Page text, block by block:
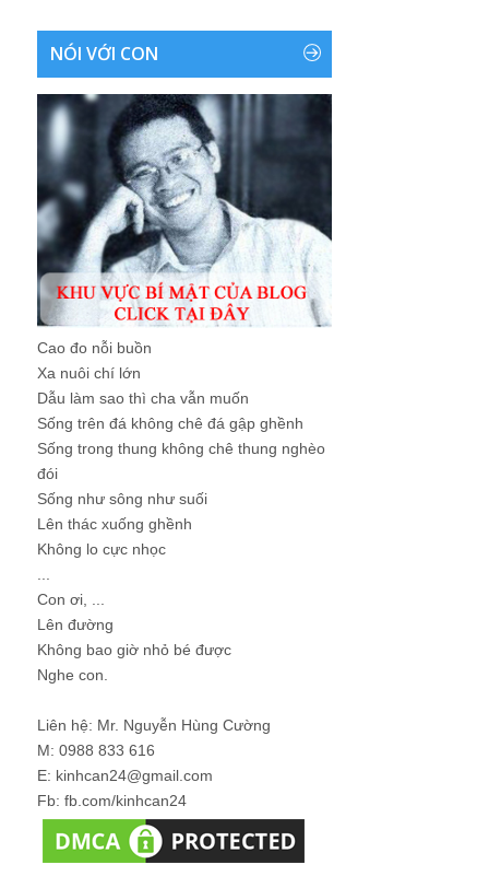
NÓI VỚI CON
Cao đo nỗi buồn
Xa nuôi chí lớn
Dẫu làm sao thì cha vẫn muốn
Sống trên đá không chê đá gập ghềnh
Sống trong thung không chê thung nghèo
đói
Sống như sông như suối
Lên thác xuống ghềnh
Không lo cực nhọc
Con ơi, ...
Lên đường
Không bao giờ nhỏ bé được
Nghe con.
Liên hệ: Mr. Nguyễn Hùng Cường
M: 0988 833 616
E: kinhcan24@gmail.com
Fb: fb.com/kinhcan24